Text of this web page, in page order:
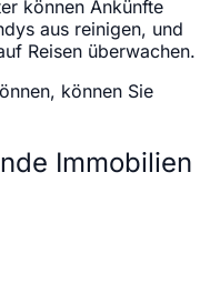
können Ankünfte
aus reinigen, und
Reisen überwachen.
können Sie
Immobilien